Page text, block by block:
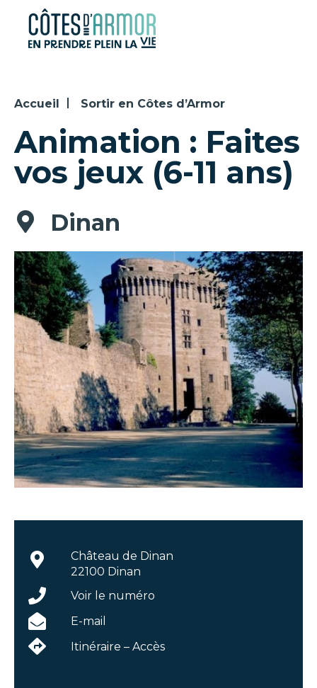
Panneau de gestion des cookies
Accueil Sortir en Côtes d’Armor
Animation : Faites
vos jeux (6-11 ans)
Dinan
Château de Dinan
22100 Dinan
Voir le numéro
E-mail
Itinéraire – Accès